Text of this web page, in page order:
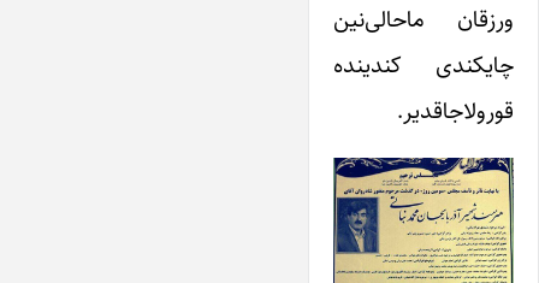
ورزقان ماحالی‌نین
چایکندی کندینده
قورولاجاقدیر.